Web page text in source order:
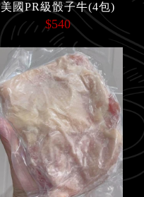
美國PR級骰子牛(4包)
$540